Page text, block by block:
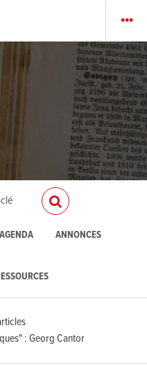
AGENDA ANNONCES
: Georg Cantor